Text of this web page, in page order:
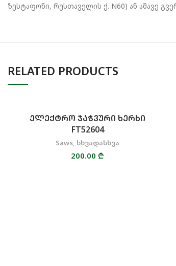
ზესტაფონი, რუსთაველის ქ. N60) ან ამავე
RELATED PRODUCTS
ᲔᲚᲔᲥᲢᲠᲝ ᲯᲐᲭᲕᲣᲠᲘ ᲮᲔᲠᲮᲘ
FT52604
Saws, სხვადასხვა
200.00 ₾